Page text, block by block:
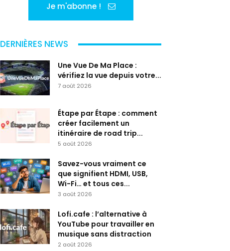
Je m'abonne !
DERNIÈRES NEWS
Une Vue De Ma Place :
vérifiez la vue depuis votre...
7 août 2026
Étape par Étape : comment
créer facilement un
itinéraire de road trip...
5 août 2026
Savez-vous vraiment ce
que signifient HDMI, USB,
Wi-Fi… et tous ces...
3 août 2026
Lofi.cafe : l’alternative à
YouTube pour travailler en
musique sans distraction
2 août 2026